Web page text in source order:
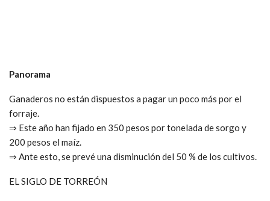
Panorama
Ganaderos no están dispuestos a pagar un poco más por el
forraje.
⇒ Este año han fijado en 350 pesos por tonelada de sorgo y
200 pesos el maíz.
⇒ Ante esto, se prevé una disminución del 50 % de los cultivos.
EL SIGLO DE TORREÓN